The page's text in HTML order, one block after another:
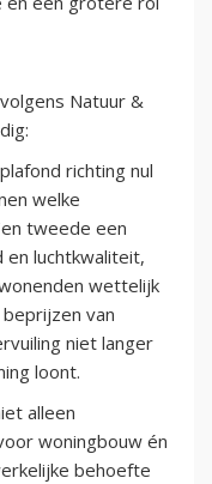
Natuur &
richting nul
welke
tweede een
luchtkwaliteit,
wettelijk
van
niet langer
loont.
alleen
woningbouw én
behoefte